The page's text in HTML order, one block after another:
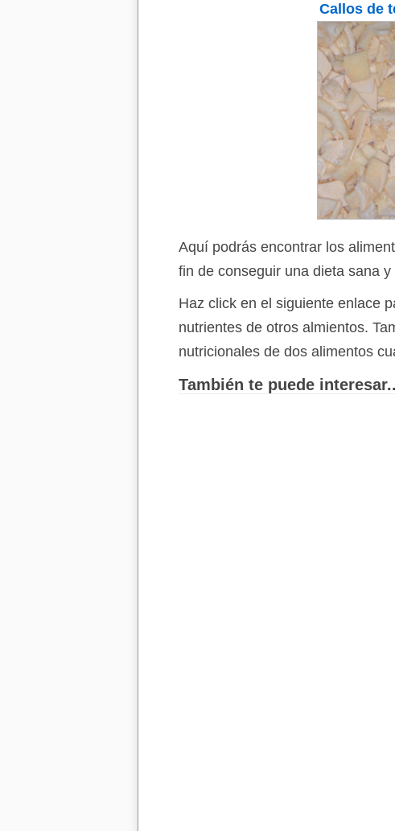
Callos de
Aquí podrás encontrar los
fin de conseguir una dieta sana y
Haz click en el siguiente enlace
nutrientes de otros almientos.
nutricionales de dos alimentos
También te puede